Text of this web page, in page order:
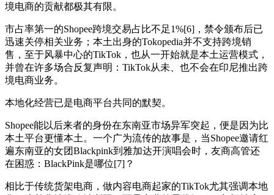
境电商的贡献都极其有限。
市占率第一的Shopee跨境交易占比不足1%[6]，禁令颁布后已
迅速关停相关业务；本土出身的Tokopedia并不支持跨境销
售，至于风暴中心的TikTok，也从一开始就是本土运营模式，
并曾在许多场合反复声明：TikTok从未、也不会在印尼推出跨
境电商业务。
本地化经营已是电商平台共同的默契。
Shopee能以后来者的身份在东南亚市场异军突起，便是因为比
本土平台更懂本土。一个广为流传的故事是，当Shopee邀请红
遍东南亚的女团Blackpink到雅加达开演唱会时，友商高管还
在困惑：BlackPink是哪位[7]？
相比于传统货架电商，做内容电商起家的TikTok尤其强调本地